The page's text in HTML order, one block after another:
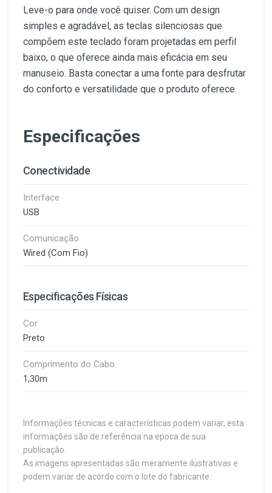
Leve-o para onde você quiser. Com um design
simples e agradável, as teclas silenciosas que
compõem este teclado foram projetadas em perfil
baixo, o que oferece ainda mais eficácia em seu
manuseio. Basta conectar a uma fonte para desfrutar
do conforto e versatilidade que o produto oferece.
Especificações
Conectividade
Interface
USB
Comunicação
Wired (Com Fio)
Especificações Físicas
Cor
Preto
Comprimento do Cabo
1,30m
Informações técnicas e características podem variar, esta
informações são de referência na epoca de sua
publicação.
As imagens apresentadas são meramente ilustrativas e
podem variar de acordo com o lote do fabricante.